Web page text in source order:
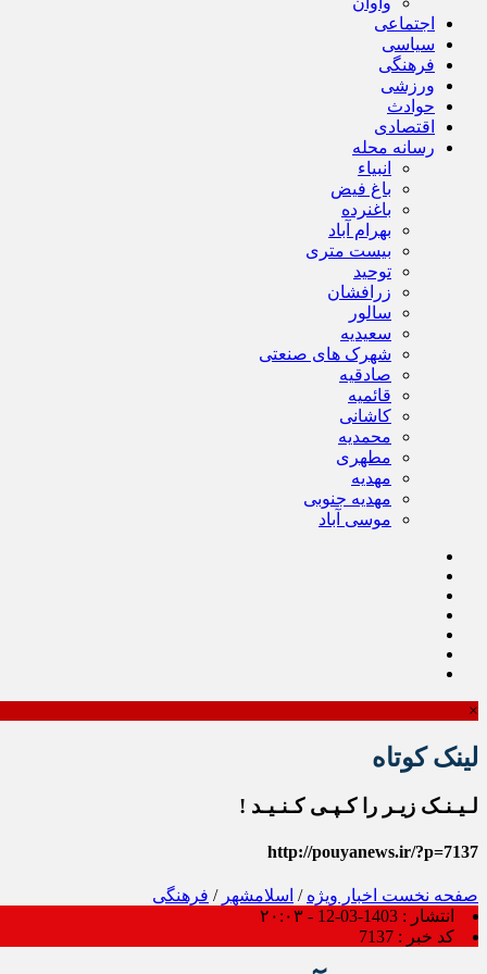
اجتماعی
سیاسی
فرهنگی
ورزشی
حوادث
اقتصادی
رسانه محله
انبیاء
باغ فیض
باغنرده
بهرام آباد
بیست متری
توحید
زرافشان
سالور
سعیدیه
شهرک های صنعتی
صادقیه
قائمیه
کاشانی
محمدیه
مطهری
مهدیه
مهدیه جنوبی
موسی آباد
×
لینک کوتاه
لـیـنـک زیـر را کـپـی کـنـیـد !
http://pouyanews.ir/?p=7137
صفحه نخست اخبار ویژه / اسلامشهر / فرهنگی
انتشار : 1403-03-12 - ۲۰:۰۳
کد خبر : 7137